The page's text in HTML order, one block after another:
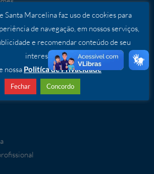
– Residência Médica
Santa Marcelina faz uso de cookies para
de navegação, em nossos serviços,
e recomendar conteúdo de seu
interesse.
nossa Politíca de Privacidade
Fechar Concordo